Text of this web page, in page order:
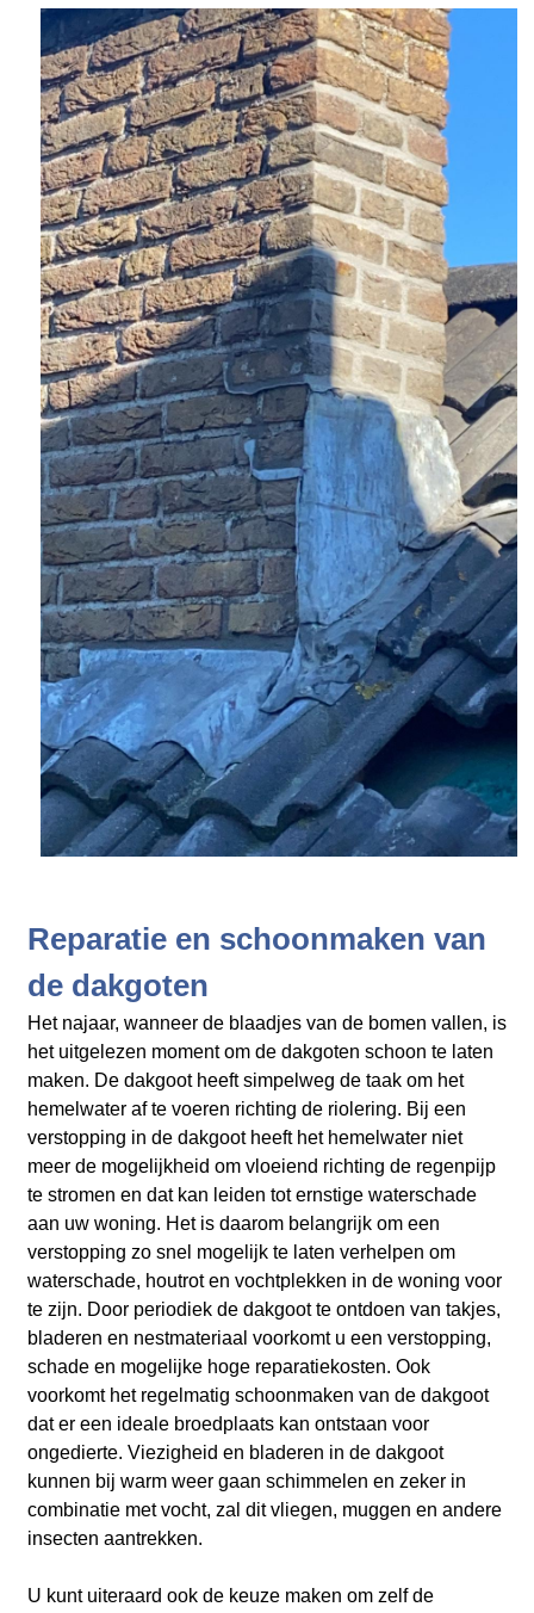
Reparatie en schoonmaken van
de dakgoten
Het najaar, wanneer de blaadjes van de bomen vallen, is
het uitgelezen moment om de dakgoten schoon te laten
maken. De dakgoot heeft simpelweg de taak om het
hemelwater af te voeren richting de riolering. Bij een
verstopping in de dakgoot heeft het hemelwater niet
meer de mogelijkheid om vloeiend richting de regenpijp
te stromen en dat kan leiden tot ernstige waterschade
aan uw woning. Het is daarom belangrijk om een
verstopping zo snel mogelijk te laten verhelpen om
waterschade, houtrot en vochtplekken in de woning voor
te zijn. Door periodiek de dakgoot te ontdoen van takjes,
bladeren en nestmateriaal voorkomt u een verstopping,
schade en mogelijke hoge reparatiekosten. Ook
voorkomt het regelmatig schoonmaken van de dakgoot
dat er een ideale broedplaats kan ontstaan voor
ongedierte. Viezigheid en bladeren in de dakgoot
kunnen bij warm weer gaan schimmelen en zeker in
combinatie met vocht, zal dit vliegen, muggen en andere
insecten aantrekken.
U kunt uiteraard ook de keuze maken om zelf de